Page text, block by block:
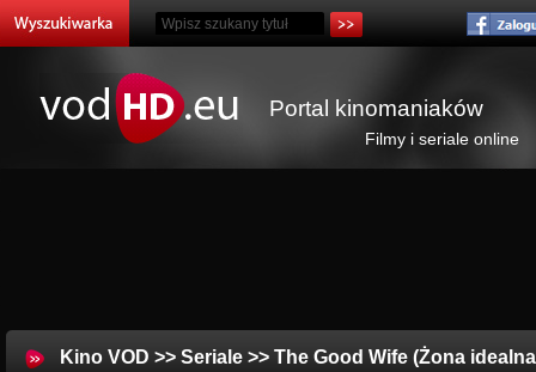
Portal kinomaniaków
Filmy i seriale online
Kino VOD >> Seriale >> The Good Wife (Żona